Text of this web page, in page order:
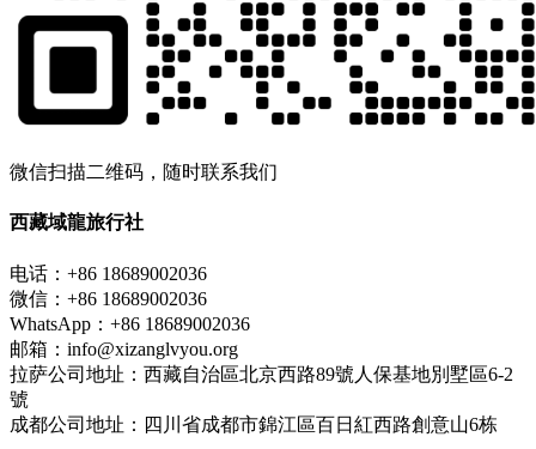
微信扫描二维码，随时联系我们
西藏域龍旅行社
电话：+86 18689002036
微信：+86 18689002036
WhatsApp：+86 18689002036
邮箱：info@xizanglvyou.org
拉萨公司地址：西藏自治區北京西路89號人保基地別墅區6-2
號
成都公司地址：四川省成都市錦江區百日紅西路創意山6栋